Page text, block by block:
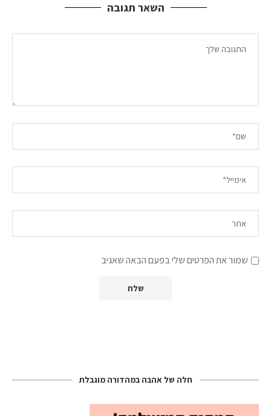
השאר תגובה
שמור את הפרטים שלי בפעם הבאה שאגיב
חלה של אהבה במהדורה מוגבלת